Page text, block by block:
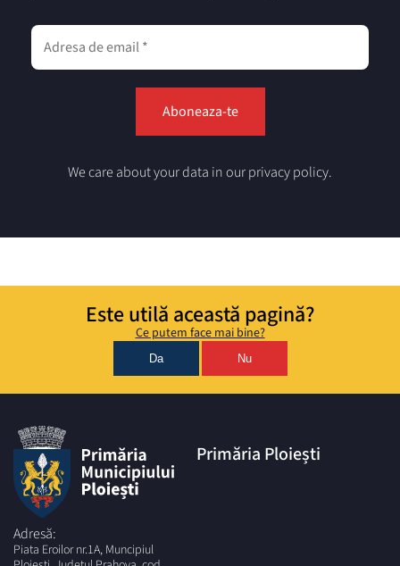
We care about your data in our privacy policy.
Este utilă această pagină?
Ce putem face mai bine?
Da Nu
Adresă:
Piata Eroilor nr.1A, Muncipiul
Primăria Ploiești